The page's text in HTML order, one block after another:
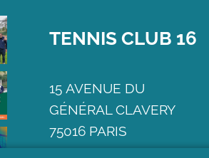
TENNIS CLUB 16
15AVENUE DU
GÉNÉRAL CLAVERY
75016 PARIS